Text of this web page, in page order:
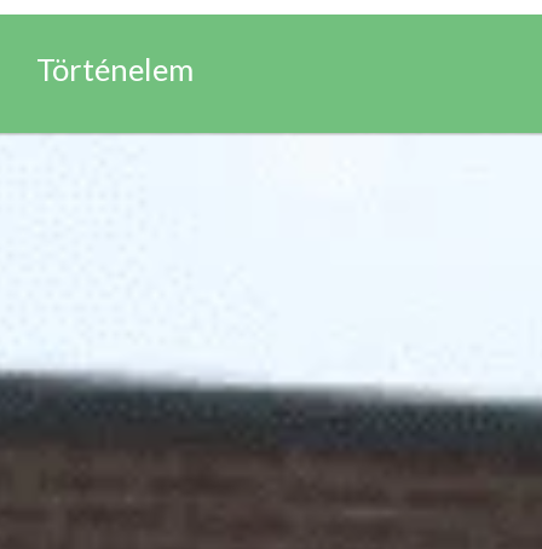
Történelem